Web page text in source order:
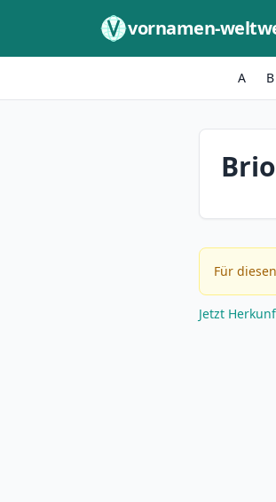
vornamen-
A B
Für
Jetzt